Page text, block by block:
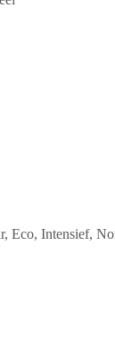
Eco, Intensief,